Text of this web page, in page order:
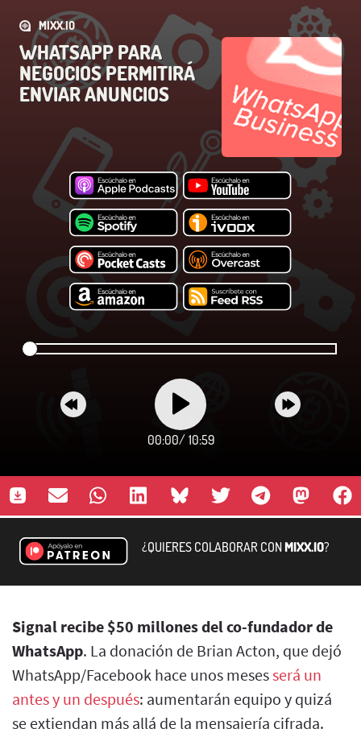
MIXX.IO
WHATSAPP PARA
NEGOCIOS PERMITIRÁ
ENVIAR ANUNCIOS
00:00/ 10:59
¿QUIERES COLABORAR CONMIXX.IO?
Signal recibe $50 millones del co-fundador de
WhatsApp. La donación de Brian Acton, que dejó
WhatsApp/Facebook hace unos mesesserá un
antes y un después: aumentarán equipo y quizá
se extiendan más allá de la mensajería cifrada.